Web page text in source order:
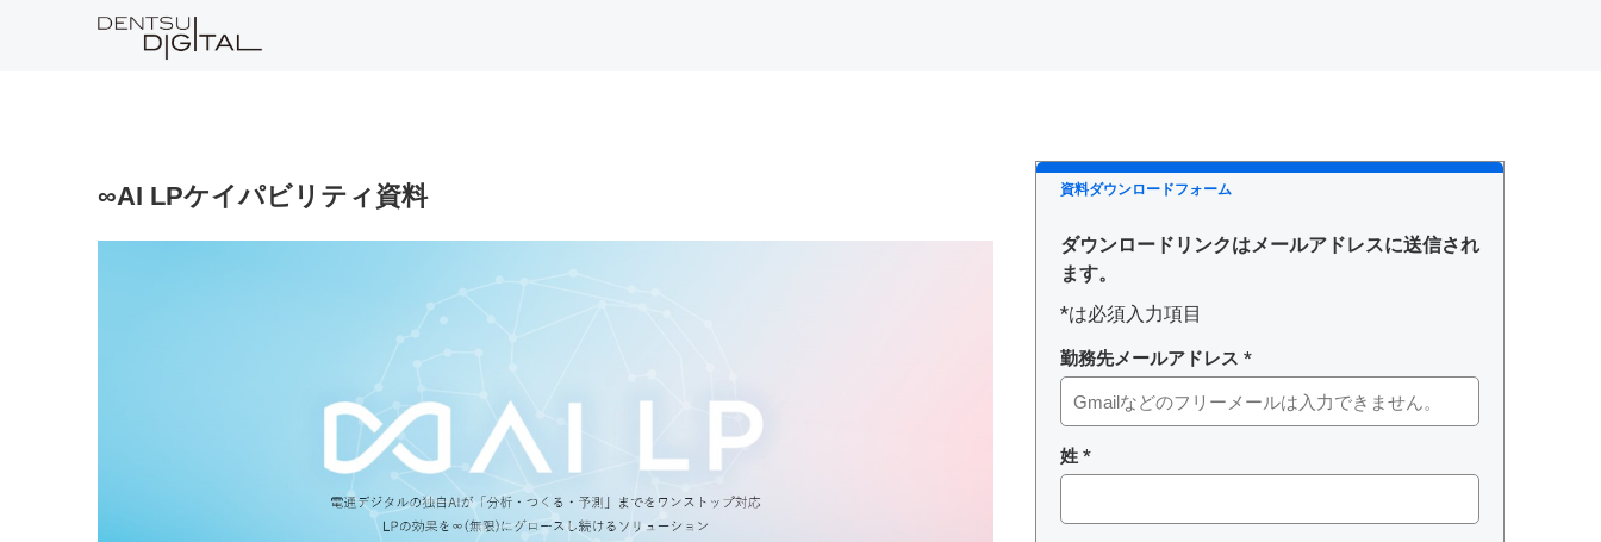
∞AI LPケイパビリティ資料 資料ダウンロードフォーム
ダウンロードリンクはメールアドレスに送信され
ます。
*は必須入力項目
勤務先メールアドレス *
姓 *